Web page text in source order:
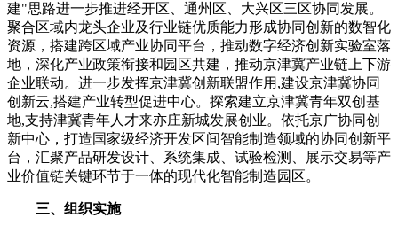
建"思路进一步推进经开区、通州区、大兴区三区协同发展。
聚合区域内龙头企业及行业链优质能力形成协同创新的数智化
资源，搭建跨区域产业协同平台，推动数字经济创新实验室落
地，深化产业政策衔接和园区共建，推动京津冀产业链上下游
企业联动。进一步发挥京津冀创新联盟作用,建设京津冀协同
创新云,搭建产业转型促进中心。探索建立京津冀青年双创基
地,支持津冀青年人才来亦庄新城发展创业。依托京广协同创
新中心，打造国家级经济开发区间智能制造领域的协同创新平
台，汇聚产品研发设计、系统集成、试验检测、展示交易等产
业价值链关键环节于一体的现代化智能制造园区。
三、组织实施